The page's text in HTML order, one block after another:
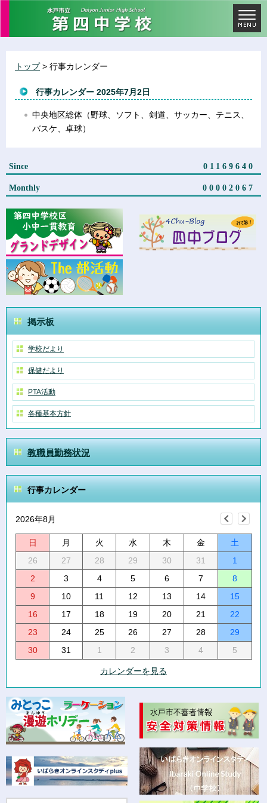
Since 01169640
Monthly 00002067
掲示板
学校だより
保健だより
PTA活動
各種基本方針
教職員勤務状況
行事カレンダー
2026年8月
日 月 火 水 木 金
土
26
27 28 29 30 31
1
2
3 4 5 6 7
8
9
10 11 12 13 14
15
16
17 18 19 20 21
22
23
24 25 26 27 28
29
30
31 1 2 3 4 5
カレンダーを見る
トップ> 行事カレンダー
行事カレンダー 2025年7月2日
中央地区総体（野球、ソフト、剣道、サッカー、テニス、
バスケ、卓球）